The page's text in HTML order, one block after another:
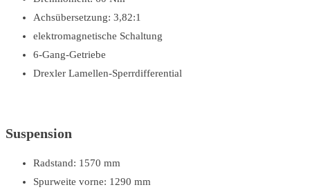
Achsübersetzung: 3,82:1
elektromagnetische Schaltung
6-Gang-Getriebe
Drexler Lamellen-Sperrdifferential
Suspension
Radstand: 1570 mm
Spurweite vorne: 1290 mm